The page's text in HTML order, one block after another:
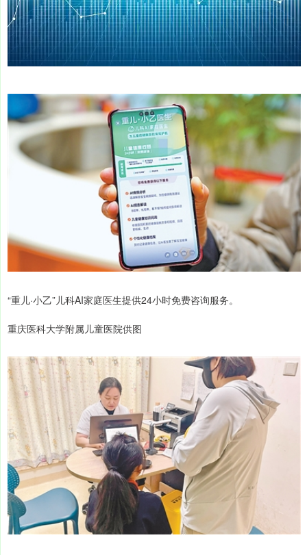
“重儿·小乙”儿科AI家庭医生提供24小时免费咨询服务。
重庆医科大学附属儿童医院供图